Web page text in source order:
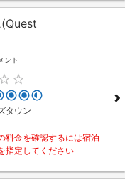
(Quest
ント
タウン
料金を確認するには宿泊
指定してください